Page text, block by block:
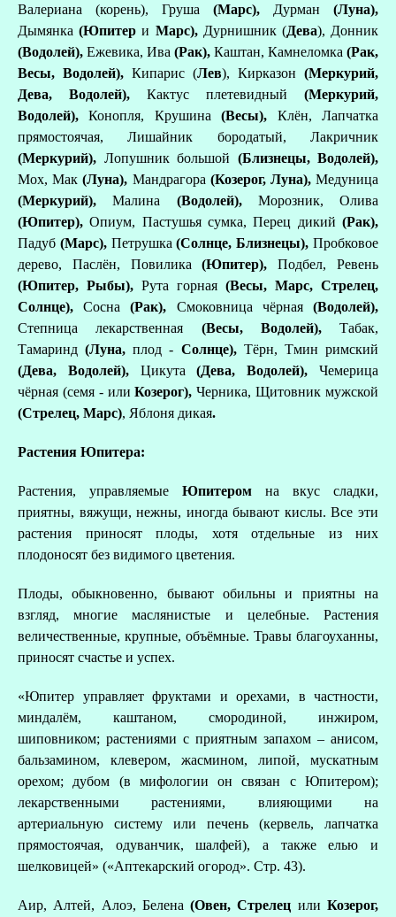
Валериана (корень), Груша (Марс), Дурман (Луна),
Дымянка(Юпитери Марс), Дурнишник (Дева), Донник
(Водолей), Ежевика, Ива (Рак), Каштан, Камнеломка (Рак,
Весы, Водолей), Кипарис (Лев), Кирказон (Меркурий,
Дева, Водолей), Кактус плетевидный (Меркурий,
Водолей),Конопля, Крушина(Весы), Клён, Лапчатка
прямостоячая, Лишайник бородатый, Лакричник
(Меркурий), Лопушник большой (Близнецы, Водолей),
Мох, Мак(Луна), Мандрагора (Козерог, Луна),Медуница
(Меркурий),Малина (Водолей), Морозник, Олива
(Юпитер),Опиум, Пастушья сумка, Перец дикий(Рак),
Падуб (Марс), Петрушка(Солнце, Близнецы),Пробковое
дерево, Паслён, Повилика(Юпитер),Подбел, Ревень
(Юпитер, Рыбы), Рута горная (Весы, Марс, Стрелец,
Солнце),Сосна(Рак), Смоковница чёрная(Водолей),
Степница лекарственная (Весы, Водолей), Табак,
Тамаринд(Луна,плод - Солнце), Тёрн, Тмин римский
(Дева, Водолей),Цикута(Дева, Водолей),Чемерица
чёрная (семя - илиКозерог),Черника, Щитовник мужской
(Стрелец, Марс), Яблоня дикая.
Растения Юпитера:
Растения, управляемые Юпитером на вкус сладки,
приятны, вяжущи, нежны, иногда бывают кислы. Все эти
растения приносят плоды, хотя отдельные из них
плодоносят без видимого цветения.
Плоды, обыкновенно, бывают обильны и приятны на
взгляд, многие маслянистые и целебные. Растения
величественные, крупные, объёмные. Травы благоуханны,
приносят счастье и успех.
«Юпитер управляет фруктами и орехами, в частности,
миндалём, каштаном, смородиной, инжиром,
шиповником; растениями с приятным запахом – анисом,
бальзамином, клевером, жасмином, липой, мускатным
орехом; дубом (в мифологии он связан с Юпитером);
лекарственными растениями, влияющими на
артериальную систему или печень (кервель, лапчатка
прямостоячая, одуванчик, шалфей), а также елью и
шелковицей» («Аптекарский огород». Стр. 43).
Аир, Алтей, Алоэ, Белена(Овен, Стрелец илиКозерог,